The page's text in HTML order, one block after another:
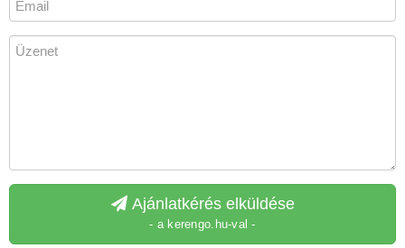
Ajánlatkérés elküldése
- a kerengo.hu-val -